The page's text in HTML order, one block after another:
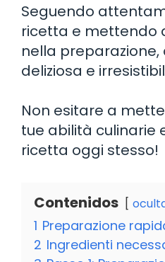
Seguendo
ricetta e mettendo
nella
deliziosa e
Non esitare a
tue abilità culinarie
ricetta oggi stesso!
Contenidos
1 Preparazione
2 Ingredienti